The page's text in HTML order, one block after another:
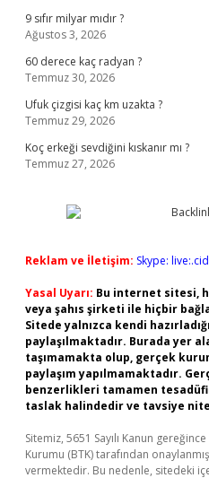
9 sıfır milyar mıdır ?
Ağustos 3, 2026
60 derece kaç radyan ?
Temmuz 30, 2026
Ufuk çizgisi kaç km uzakta ?
Temmuz 29, 2026
Koç erkeği sevdiğini kıskanır mı ?
Temmuz 27, 2026
Reklam ve İletişim: Skype:
Yasal Uyarı: Bu internet sitesi,
veya şahıs şirketi ile hiçbir
Sitede yalnızca kendi
paylaşılmaktadır. Burada yer
taşımamakta olup, gerçek
paylaşım yapılmamaktadır.
benzerlikleri tamamen
taslak halindedir ve tavsiye
Sitemiz, 5651 Sayılı Kanun
Kurumu (BTK) tarafından
vermektedir. Bu nedenle, sitedeki